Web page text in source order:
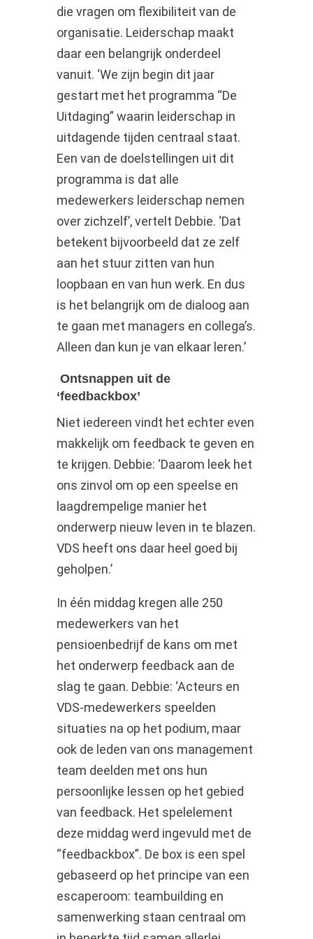
die vragen om flexibiliteit van de
organisatie. Leiderschap maakt
daar een belangrijk onderdeel
vanuit. ‘We zijn begin dit jaar
gestart met het programma “De
Uitdaging” waarin leiderschap in
uitdagende tijden centraal staat.
Een van de doelstellingen uit dit
programma is dat alle
medewerkers leiderschap nemen
over zichzelf’, vertelt Debbie. ‘Dat
betekent bijvoorbeeld dat ze zelf
aan het stuur zitten van hun
loopbaan en van hun werk. En dus
is het belangrijk om de dialoog aan
te gaan met managers en collega’s.
Alleen dan kun je van elkaar leren.’
Ontsnappen uit de
‘feedbackbox’
Niet iedereen vindt het echter even
makkelijk om feedback te geven en
te krijgen. Debbie: ‘Daarom leek het
ons zinvol om op een speelse en
laagdrempelige manier het
onderwerp nieuw leven in te blazen.
VDS heeft ons daar heel goed bij
geholpen.’
In één middag kregen alle 250
medewerkers van het
pensioenbedrijf de kans om met
het onderwerp feedback aan de
slag te gaan. Debbie: ‘Acteurs en
VDS-medewerkers speelden
situaties na op het podium, maar
ook de leden van ons management
team deelden met ons hun
persoonlijke lessen op het gebied
van feedback. Het spelelement
deze middag werd ingevuld met de
“feedbackbox”. De box is een spel
gebaseerd op het principe van een
escaperoom: teambuilding en
samenwerking staan centraal om